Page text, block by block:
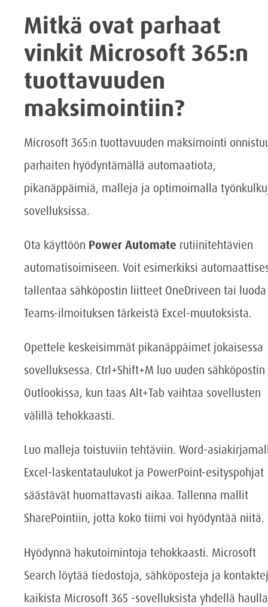
Mitkä ovat parhaat
vinkit Microsoft 365:n
tuottavuuden
maksimointiin?
Microsoft 365:n tuottavuuden maksimointi
parhaiten hyödyntämällä automaatiota,
pikanäppäimiä, malleja ja optimoimalla
sovelluksissa.
Ota käyttöön Power Automate rutiinitehtävien
automatisoimiseen. Voit esimerkiksi
tallentaa sähköpostin liitteet OneDriveen tai luoda
Teams-ilmoituksen tärkeistä Excel-muutoksista.
Opettele keskeisimmät pikanäppäimet jokaisessa
sovelluksessa. Ctrl+Shift+M luo uuden sähköpostin
Outlookissa, kun taas Alt+Tab vaihtaa sovellusten
välillä tehokkaasti.
Luo malleja toistuviin tehtäviin. Word-
Excel-laskentataulukot ja PowerPoint-esityspohjat
säästävät huomattavasti aikaa. Tallenna mallit
SharePointiin, jotta koko tiimi voi hyödyntää niitä.
Hyödynnä hakutoimintoja tehokkaasti. Microsoft
Search löytää tiedostoja, sähköposteja ja
kaikista Microsoft 365 -sovelluksista yhdellä